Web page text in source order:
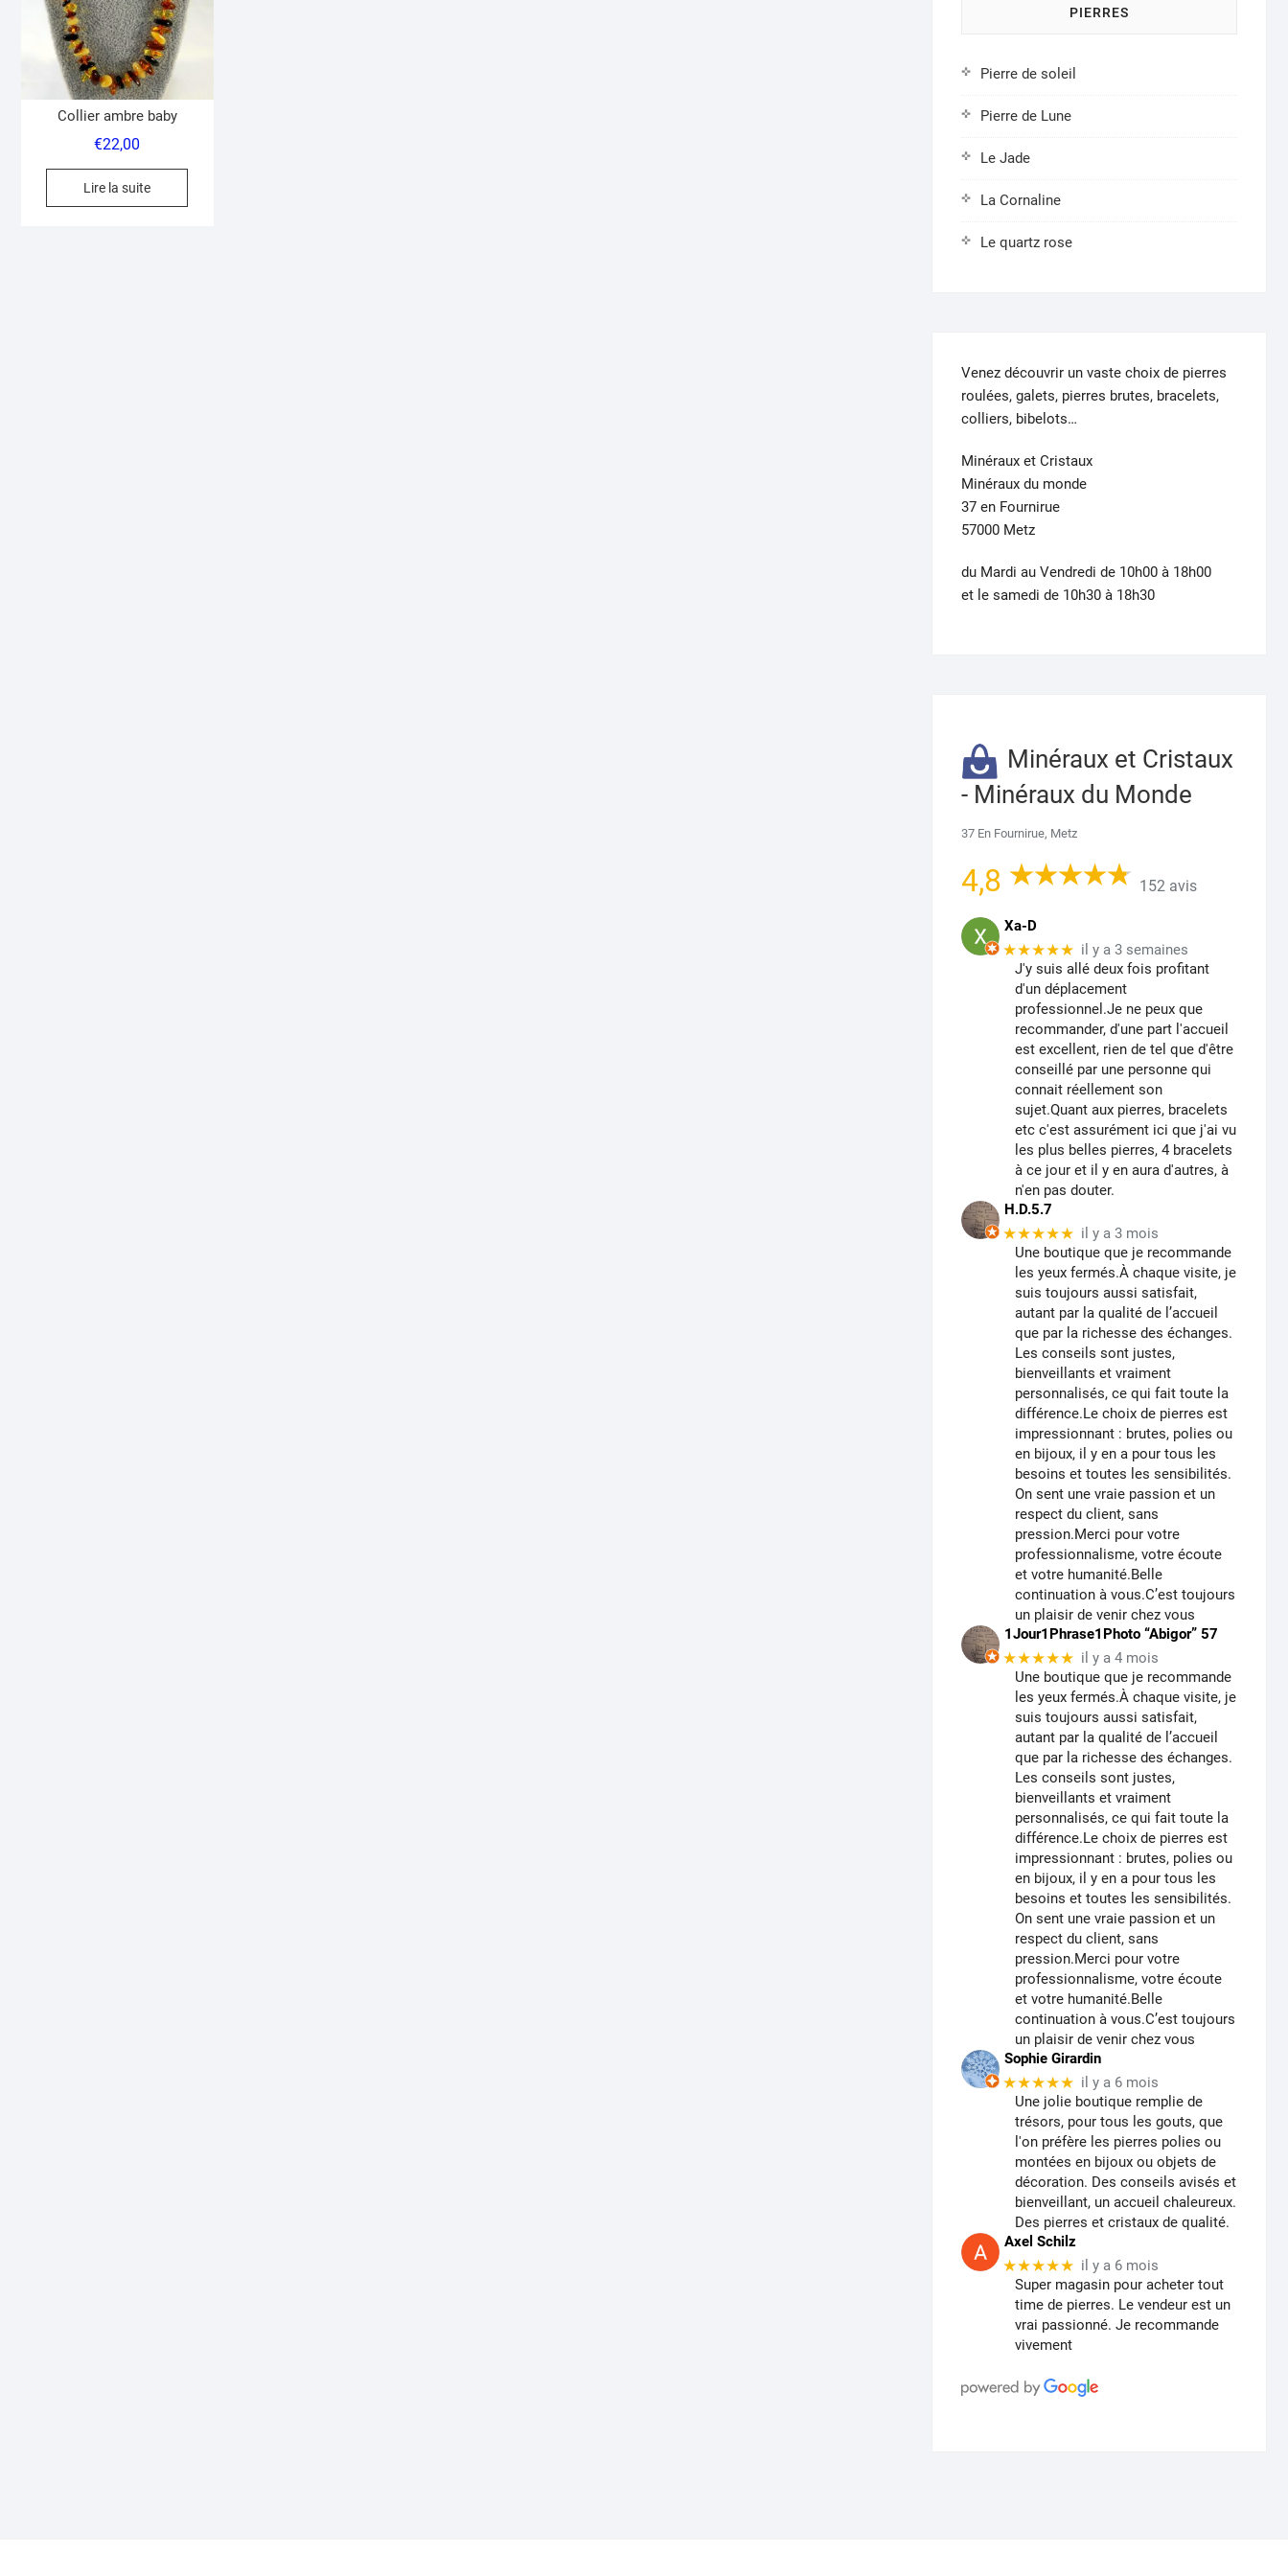
Collier ambre baby
€22,00
Lire la suite
PIERRES
Pierre de soleil
Pierre de Lune
Le Jade
La Cornaline
Le quartz rose
Venez découvrir un vaste choix de pierres
roulées, galets, pierres brutes, bracelets,
colliers, bibelots…
Minéraux et Cristaux
Minéraux du monde
37 en Fournirue
57000 Metz
du Mardi au Vendredi de 10h00 à 18h00
et le samedi de 10h30 à 18h30
Minéraux et Cristaux
- Minéraux du Monde
37 En Fournirue, Metz
4,8 152 avis
Xa-D
★★★★★ il y a 3 semaines
J'y suis allé deux fois profitant
d'un déplacement
professionnel.Je ne peux que
recommander, d'une part l'accueil
est excellent, rien de tel que d'être
conseillé par une personne qui
connait réellement son
sujet.Quant aux pierres, bracelets
etc c'est assurément ici que j'ai vu
les plus belles pierres, 4 bracelets
à ce jour et il y en aura d'autres, à
n'en pas douter.
H.D.5.7
★★★★★ il y a 3 mois
Une boutique que je recommande
les yeux fermés.À chaque visite, je
suis toujours aussi satisfait,
autant par la qualité de l’accueil
que par la richesse des échanges.
Les conseils sont justes,
bienveillants et vraiment
personnalisés, ce qui fait toute la
différence.Le choix de pierres est
impressionnant : brutes, polies ou
en bijoux, il y en a pour tous les
besoins et toutes les sensibilités.
On sent une vraie passion et un
respect du client, sans
pression.Merci pour votre
professionnalisme, votre écoute
et votre humanité.Belle
continuation à vous.C’est toujours
un plaisir de venir chez vous
1Jour1Phrase1Photo “Abigor” 57
★★★★★ il y a 4 mois
Une boutique que je recommande
les yeux fermés.À chaque visite, je
suis toujours aussi satisfait,
autant par la qualité de l’accueil
que par la richesse des échanges.
Les conseils sont justes,
bienveillants et vraiment
personnalisés, ce qui fait toute la
différence.Le choix de pierres est
impressionnant : brutes, polies ou
en bijoux, il y en a pour tous les
besoins et toutes les sensibilités.
On sent une vraie passion et un
respect du client, sans
pression.Merci pour votre
professionnalisme, votre écoute
et votre humanité.Belle
continuation à vous.C’est toujours
un plaisir de venir chez vous
Sophie Girardin
★★★★★ il y a 6 mois
Une jolie boutique remplie de
trésors, pour tous les gouts, que
l'on préfère les pierres polies ou
montées en bijoux ou objets de
décoration. Des conseils avisés et
bienveillant, un accueil chaleureux.
Des pierres et cristaux de qualité.
Axel Schilz
★★★★★ il y a 6 mois
Super magasin pour acheter tout
time de pierres. Le vendeur est un
vrai passionné. Je recommande
vivement